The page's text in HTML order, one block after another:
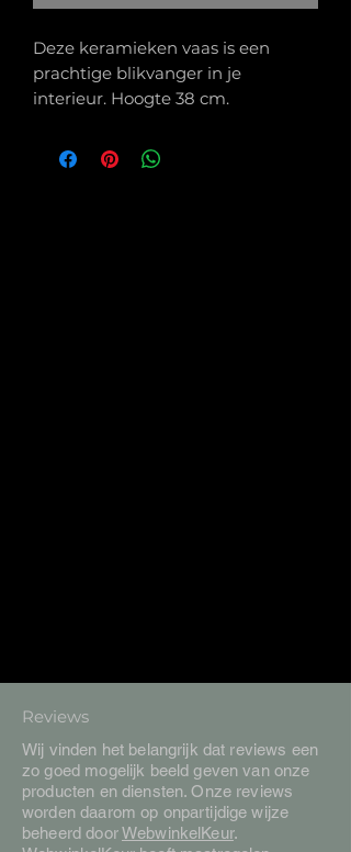
Deze keramieken vaas is een
prachtige blikvanger in je
interieur. Hoogte 38 cm.
Reviews
Wij vinden het belangrijk dat reviews een
zo goed mogelijk beeld geven van onze
producten en diensten. Onze reviews
worden daarom op onpartijdige wijze
beheerd doorWebwinkelKeur.